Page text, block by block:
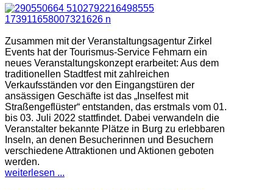
Zusammen mit der Veranstaltungsagentur Zirkel
Events hat der Tourismus-Service Fehmarn ein
neues Veranstaltungskonzept erarbeitet: Aus dem
traditionellen Stadtfest mit zahlreichen
Verkaufsständen vor den Eingangstüren der
ansässigen Geschäfte ist das „Inselfest mit
Straßengeflüster“ entstanden, das erstmals vom 01.
bis 03. Juli 2022 stattfindet. Dabei verwandeln die
Veranstalter bekannte Plätze in Burg zu erlebbaren
Inseln, an denen Besucherinnen und Besuchern
verschiedene Attraktionen und Aktionen geboten
werden.
weiterlesen ...